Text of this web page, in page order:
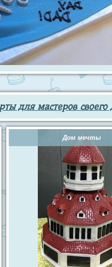
для мастеров своего
Дом мечты